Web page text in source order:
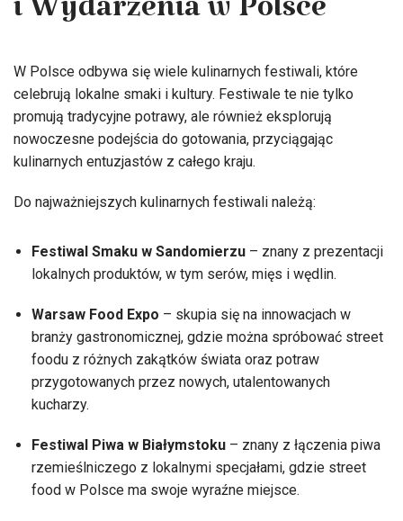
i Wydarzenia w Polsce
W Polsce odbywa się wiele kulinarnych festiwali, które
celebrują lokalne smaki i kultury. Festiwale te nie tylko
promują tradycyjne potrawy, ale również eksplorują
nowoczesne podejścia do gotowania, przyciągając
kulinarnych entuzjastów z całego kraju.
Do najważniejszych kulinarnych festiwali należą:
Festiwal Smaku w Sandomierzu – znany z prezentacji
lokalnych produktów, w tym serów, mięs i wędlin.
Warsaw Food Expo – skupia się na innowacjach w
branży gastronomicznej, gdzie można spróbować street
foodu z różnych zakątków świata oraz potraw
przygotowanych przez nowych, utalentowanych
kucharzy.
Festiwal Piwa w Białymstoku – znany z łączenia piwa
rzemieślniczego z lokalnymi specjałami, gdzie street
food w Polsce ma swoje wyraźne miejsce.